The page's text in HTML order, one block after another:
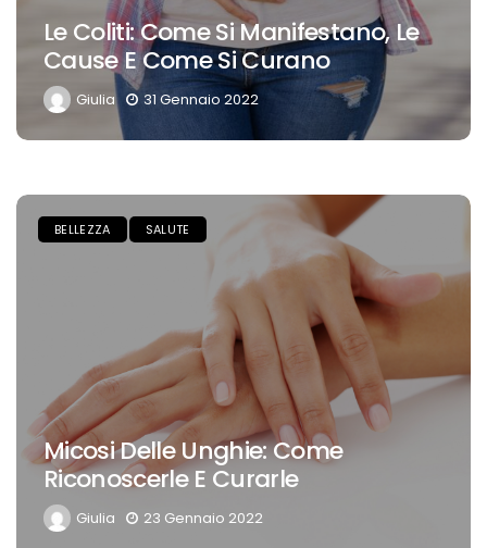
Le Coliti: Come Si Manifestano, Le
Cause E Come Si Curano
Giulia 31 Gennaio 2022
BELLEZZA SALUTE
Micosi Delle Unghie: Come
Riconoscerle E Curarle
Giulia 23 Gennaio 2022